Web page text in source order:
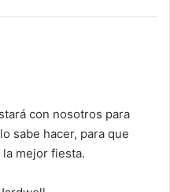
con nosotros para
sabe hacer, para que
mejor fiesta.